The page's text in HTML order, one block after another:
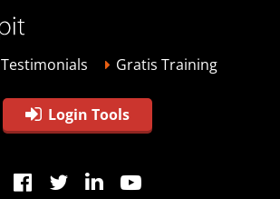
Testimonials Gratis Training
Login Tools